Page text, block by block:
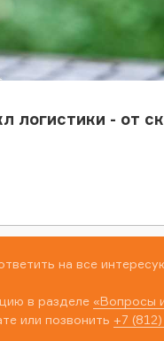
логистики - от
на все
в разделе «Вопросы
или позвонить +7